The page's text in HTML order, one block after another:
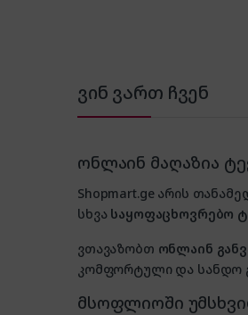
ვინ ვართ ჩვენ
ონლაინ მაღაზია
Shopmart.ge არის
სხვა საყოფაცხოვრებო
ვთავაზობთ ონლაინ
კომფორტული და სანდო
მსოფლიოში